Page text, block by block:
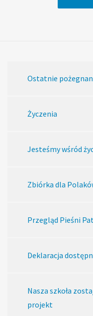
Ostatnie
Życzenia
Jesteśmy wśród
Zbiórka dla
Przegląd Pieśni
Deklaracja
Nasza szkoła
projekt